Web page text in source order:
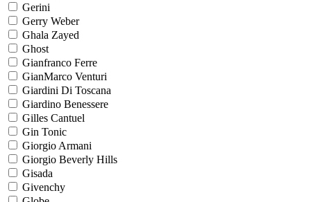
Gerini
Gerry Weber
Ghala Zayed
Ghost
Gianfranco Ferre
GianMarco Venturi
Giardini Di Toscana
Giardino Benessere
Gilles Cantuel
Gin Tonic
Giorgio Armani
Giorgio Beverly Hills
Gisada
Givenchy